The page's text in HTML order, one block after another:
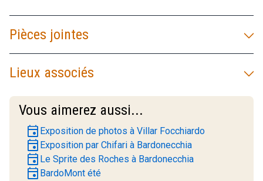
Pièces jointes
Lieux associés
Vous aimerez aussi...
event Exposition de photos à Villar Focchiardo
event Exposition par Chifari à Bardonecchia
event Le Sprite des Roches à Bardonecchia
event BardoMont été